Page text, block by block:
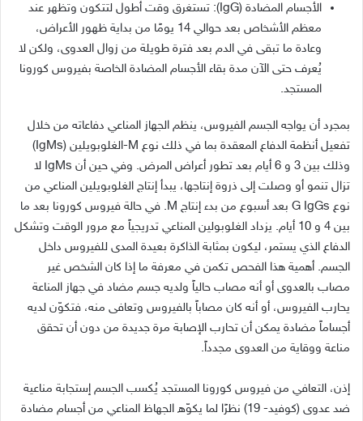
الأجسام المضادة (IgG): تستغرق وقت أطول لتتكون وتظهر عند
معظم الأشخاص بعد حوالي 14 يومًا من بداية ظهور الأعراض،
وعادة ما تبقى في الدم بعد فترة طويلة من زوال العدوى، ولكن لا
يُعرف حتى الآن مدة بقاء الأجسام المضادة الخاصة بفيروس كورونا
المستجد.
بمجرد أن يواجه الجسم الفيروس، ينظم الجهاز المناعي دفاعاته من خلال
تفعيل أنظمة الدفاع المعقدة بما في ذلك نوع M-الغلوبويلين (IgMs)
وذلك بين 3 و 6 أيام بعد تطور أعراض المرض. وفي حين أن IgMs لا
تزال تنمو أو وصلت إلى ذروة إنتاجها، يبدأ إنتاج الغلوبويلين المناعي من
نوع G IgGs بعد أسبوع من بدء إنتاج M. في حالة فيروس كورونا بعد ما
بين 4 و 10 أيام. يزداد الغلوبولين المناعي تدريجياً مع مرور الوقت وتشكل
الدفاع الذي يستمر، ليكون بمثابة الذاكرة بعيدة المدى للفيروس داخل
الجسم. أهمية هذا الفحص تكمن في معرفة ما إذا كان الشخص غير
مصاب بالعدوى أو أنه مصاب حالياً ولديه جسم مضاد في جهاز المناعة
يحارب الفيروس، أو أنه كان مصاباً بالفيروس وتعافى منه، فتكوّن لديه
أجساماً مضادة يمكن أن تحارب الإصابة مرة جديدة من دون أن تحقق
مناعة ووقاية من العدوى مجدداً.
إذن، التعافي من فيروس كورونا المستجد يُكسب الجسم إستجابة مناعية
ضد عدوى (كوفيد- 19) نظرًا لما يكوّه الجهاظ المناعي من أجسام مضادة